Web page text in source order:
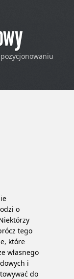
o
tego
które
własnego
i
do